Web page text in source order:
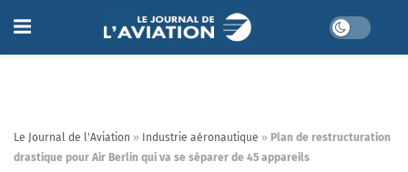
Le Journal de l'Aviation » Industrie aéronautique » Plan de restructuration
drastique pour Air Berlin qui va se séparer de 45 appareils